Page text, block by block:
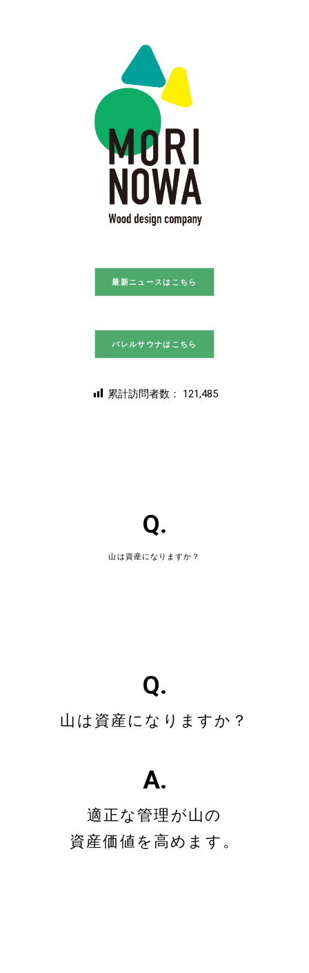
最新ニュースはこちら
バレルサウナはこちら
累計訪問者数： 121,485
Q.
山は資産になりますか？
Q.
山は資産になりますか？
A.
適正な管理が山の
資産価値を高めます。